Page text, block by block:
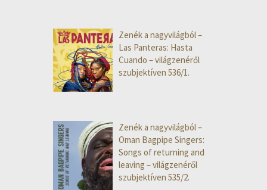
Zenék a nagyvilágból –
Las Panteras: Hasta
Cuando – világzenéről
szubjektíven 536/1.
Zenék a nagyvilágból –
Oman Bagpipe Singers:
Songs of returning and
leaving – világzenéről
szubjektíven 535/2.